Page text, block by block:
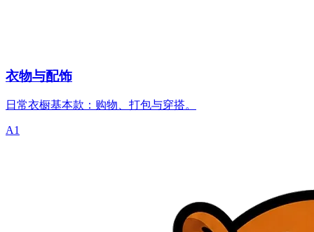
衣物与配饰
日常衣橱基本款：购物、打包与穿搭。
A1